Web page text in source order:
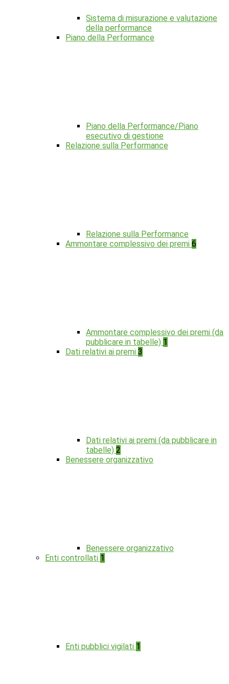
Sistema di misurazione e valutazione
della performance
Piano della Performance
Piano della Performance/Piano
esecutivo di gestione
Relazione sulla Performance
Relazione sulla Performance
Ammontare complessivo dei premi 6
Ammontare complessivo dei premi (da
pubblicare in tabelle) 1
Dati relativi ai premi 3
Dati relativi ai premi (da pubblicare in
tabelle) 2
Benessere organizzativo
Benessere organizzativo
Enti controllati 1
Enti pubblici vigilati 1